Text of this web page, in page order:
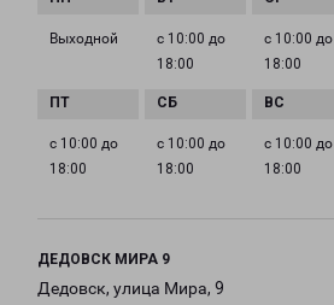
Выходной
с 10:00 до
18:00
с 10:00 до
18:00
с 10:00 до
18:00
с 10:00 до
18:00
с 10:00 до
18:00
ДЕДОВСК МИРА 9
Дедовск, улица Мира, 9